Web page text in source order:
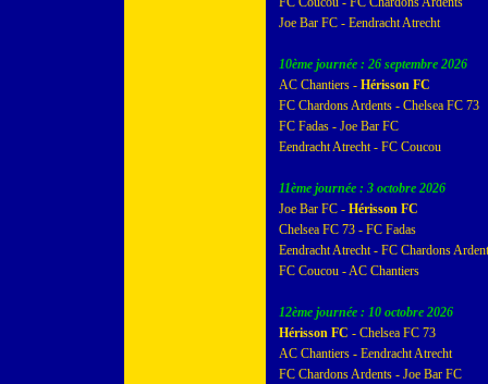
Joe Bar FC - Eendracht Atrecht
10ème journée : 26 septembre 2026
AC Chantiers - Hérisson FC
FC Chardons Ardents - Chelsea FC 73
FC Fadas - Joe Bar FC
Eendracht Atrecht - FC Coucou
11ème journée : 3 octobre 2026
Joe Bar FC - Hérisson FC
Chelsea FC 73 - FC Fadas
Eendracht Atrecht - FC Chardons
FC Coucou - AC Chantiers
12ème journée : 10 octobre 2026
Hérisson FC - Chelsea FC 73
AC Chantiers - Eendracht Atrecht
FC Chardons Ardents - Joe Bar FC